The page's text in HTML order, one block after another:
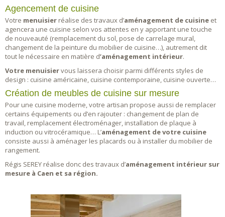
Agencement de cuisine
Votre menuisier réalise des travaux d’aménagement de cuisine et
agencera une cuisine selon vos attentes en y apportant une touche
de nouveauté (remplacement du sol, pose de carrelage mural,
changement de la peinture du mobilier de cuisine…), autrement dit
tout le nécessaire en matière d’aménagement intérieur.
Votre menuisiervous laissera choisir parmi différents styles de
design : cuisine américaine, cuisine contemporaine, cuisine ouverte…
Création de meubles de cuisine sur mesure
Pour une cuisine moderne, votre artisan propose aussi de remplacer
certains équipements ou d’en rajouter : changement de plan de
travail, remplacement électroménager, installation de plaque à
induction ou vitrocéramique… L’aménagement de votre cuisine
consiste aussi à aménager les placards ou à installer du mobilier de
rangement.
Régis SEREY réalise donc des travaux d’aménagement intérieur sur
mesure à Caen et sa région.